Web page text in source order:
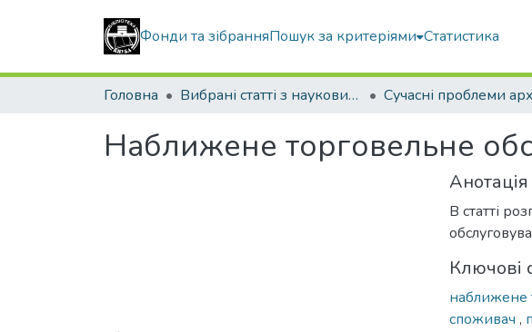
Фонди та зібранняПошук за критеріями Статистика
Головна Вибрані статті з наукових збірників КНУБА
Наближене торговельне
Анотація
В статті
Ключові
наближене
споживач ,